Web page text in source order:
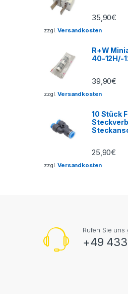
35,90€
zzgl.Versandkosten
R+W
40-12H/-
39,90€
zzgl.Versandkosten
10 Stück
25,90€
zzgl.Versandkosten
Rufen Sie uns
+49